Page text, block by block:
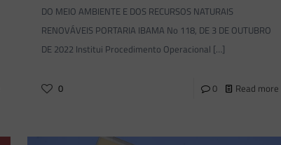
DO MEIO AMBIENTE E DOS RECURSOS NATURAIS
RENOVÁVEIS PORTARIA IBAMA No 118, DE 3 DE OUTUBRO
DE 2022 Institui Procedimento Operacional […]
0 0 Read more